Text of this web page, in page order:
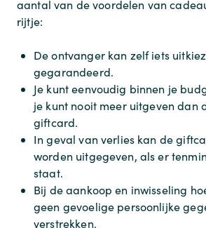
aantal van de voordelen van
rijtje:
De ontvanger kan zelf iets
gegarandeerd.
Je kunt eenvoudig binnen je
je kunt nooit meer uitgeven dan
giftcard.
In geval van verlies kan de
worden uitgegeven, als er
staat.
Bij de aankoop en inwisseling
geen gevoelige persoonlijke
verstrekken.